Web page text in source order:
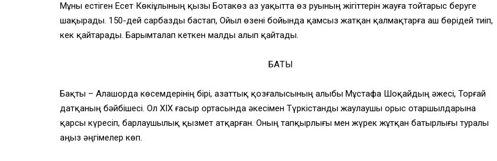
Мұны естіген Есет Көкіұлының қызы Ботакөз аз уақытта өз руының жігіттерін жауға тойтарыс беруге
шақырады. 150-дей сарбазды бастап, Ойыл өзені бойында қамсыз жатқан қалмақтарға аш бөрідей тиіп,
кек қайтарады. Барымталап кеткен малды алып қайтады.
БАҚТЫ
Бақты – Алашорда көсемдерінің бірі, азаттық қозғалысының алыбы Мұстафа Шоқайдың әжесі, Торғай
датқаның бәйбішесі. Ол ХІХ ғасыр ортасында әкесімен Түркістанды жаулаушы орыс отаршылдарына
қарсы күресіп, барлаушылық қызмет атқарған. Оның тапқырлығы мен жүрек жұтқан батырлығы туралы
аңыз әңгімелер көп.